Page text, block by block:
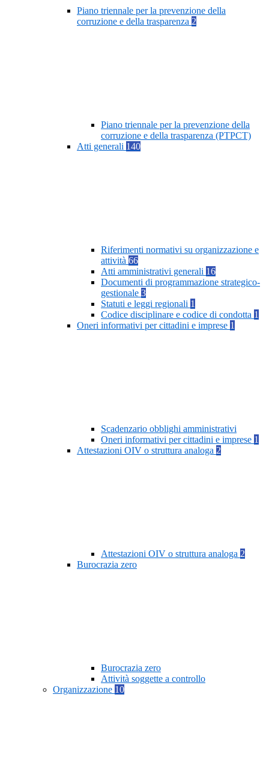
Piano triennale per la prevenzione della
corruzione e della trasparenza 2
Piano triennale per la prevenzione della
corruzione e della trasparenza (PTPCT)
Atti generali 140
Riferimenti normativi su organizzazione e
attività 66
Atti amministrativi generali 16
Documenti di programmazione strategico-
gestionale 3
Statuti e leggi regionali 1
Codice disciplinare e codice di condotta 1
Oneri informativi per cittadini e imprese 1
Scadenzario obblighi amministrativi
Oneri informativi per cittadini e imprese 1
Attestazioni OIV o struttura analoga 2
Attestazioni OIV o struttura analoga 2
Burocrazia zero
Burocrazia zero
Attività soggette a controllo
Organizzazione 10